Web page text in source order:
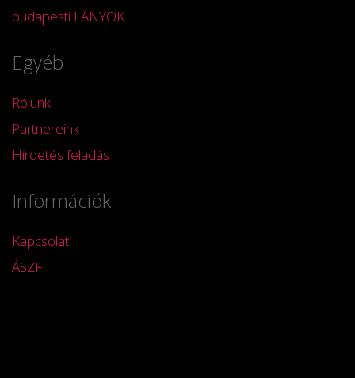
budapesti LÁNYOK
Egyéb
Rólunk
Partnereink
Hirdetés feladás
Információk
Kapcsolat
ÁSZF